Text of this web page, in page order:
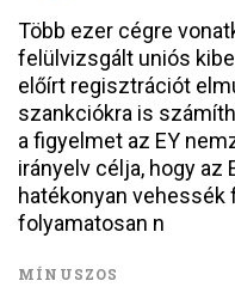
Több ezer cégre
felülvizsgált uniós
előírt regisztrációt
szankciókra is
a figyelmet az EY
irányelv célja, hogy az
hatékonyan vehessék
folyamatosan n
MÍNUSZOS